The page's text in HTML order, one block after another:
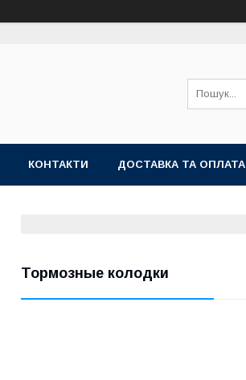
КОНТАКТИ ДОСТАВКА ТА ОПЛАТА
Тормозные колодки